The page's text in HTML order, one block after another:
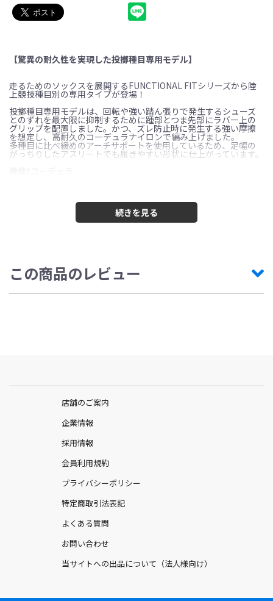
【驚異の耐久性を実現した投擲種目専用モデル】
走るためのソックスを展開するFUNCTIONAL FITシリーズから陸
上競技種目別の専用タイプが登場！
投擲種目専用モデルは、回転や強い踏ん張りで発生するシューズ
とのずれを最大限に抑制するために踵部とつま先部にラバー上の
グリップを配置しました。かつ、ズレ防止時に発生する強い摩擦
を想定し、高耐久のコーデュラナイロンで編み上げました。
多種目に比べ緩めのアーチサポートを使用しているため、足幅の
がっちりしたアスリートでも履きやすい形状に仕上がっています。
優れた水分調整。速乾性。
優しい肌触りと着心地の良さがあり、究極のベースレイヤーとなり
ナイロン66繊維を使用しています。従来のスポーツソックスの10
倍（当社比）もの耐摩擦性能を持つ繊維で、摩擦や引き裂きにと
ても強く、ソックスの欠陥である穴あきや引き裂きによる破損を
軽減することができます。
の通気性を持ち、優しい肌触りと履き心地の良さを実現していま
【サイズ目安】
※ランニングシューズサイズ
Sサイズ…23cm〜25cm
この商品のレビュー
店舗のご案内
企業情報
採用情報
会員利用規約
プライバシーポリシー
特定商取引法表記
よくある質問
お問い合わせ
当サイトへの出品について（法人様向け）